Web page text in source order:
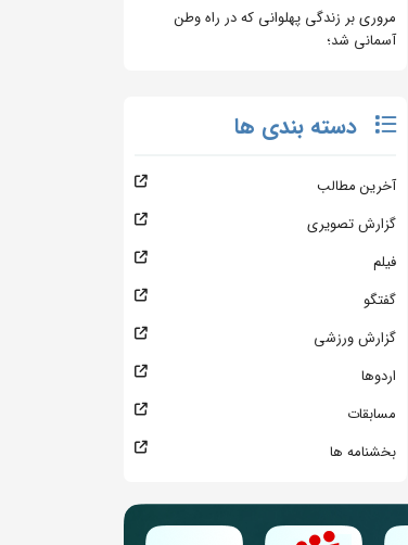
مروری بر زندگی پهلوانی که در راه وطن
آسمانی شد؛
دسته بندی ها
آخرین مطالب
گزارش تصویری
فیلم
گفتگو
گزارش ورزشی
اردوها
مسابقات
بخشنامه ها